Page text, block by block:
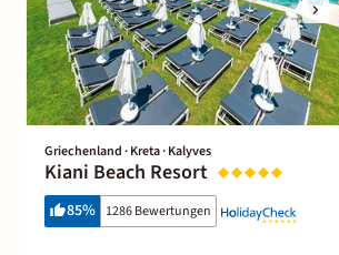
Griechenland · Kreta · Kalyves
Kiani Beach Resort
85% 1286 Bewertungen